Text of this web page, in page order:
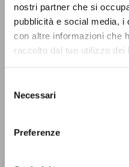
nostri partner che si
pubblicità e social media, i
con altre informazioni che
raccolto dal tuo utilizzo dei
delNecessari
Preferenze